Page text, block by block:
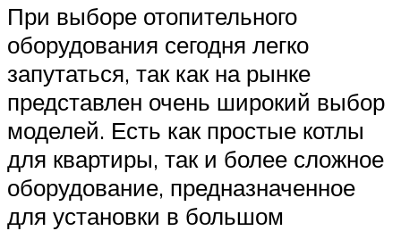
При выборе отопительного
оборудования сегодня легко
запутаться, так как на рынке
представлен очень широкий выбор
моделей. Есть как простые котлы
для квартиры, так и более сложное
оборудование, предназначенное
для установки в большом